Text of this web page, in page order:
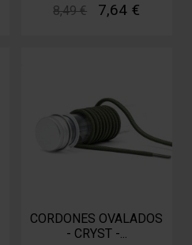
8,49 €
7,64 €
CORDONES OVALADOS
- CRYST -...